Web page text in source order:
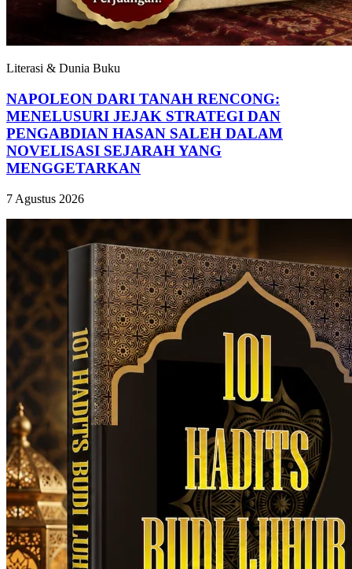
Literasi & Dunia Buku
NAPOLEON DARI TANAH RENCONG:
MENELUSURI JEJAK STRATEGI DAN
PENGABDIAN HASAN SALEH DALAM
NOVELISASI SEJARAH YANG
MENGGETARKAN
7 Agustus 2026